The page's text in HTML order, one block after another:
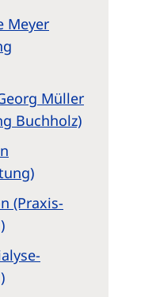
Meyer
Müller
Buchholz)
(Praxis-